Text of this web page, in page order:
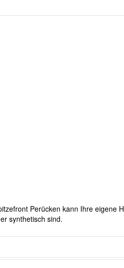
Perücken kann Ihre eigene
synthetisch sind.